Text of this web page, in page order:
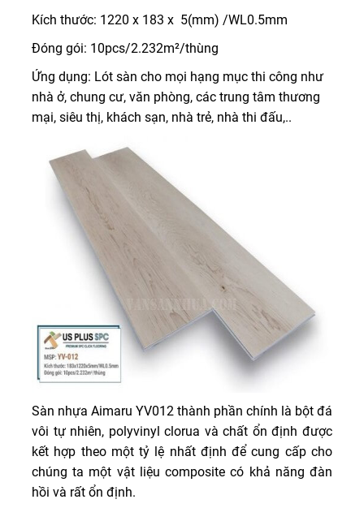
Kích thước: 1220 x 183 x 5(mm) /WL0.5mm
Đóng gói: 10pcs/2.232m²/thùng
Ứng dụng: Lót sàn cho mọi hạng mục thi công như
nhà ở, chung cư, văn phòng, các trung tâm thương
mại, siêu thị, khách sạn, nhà trẻ, nhà thi đấu,..
Sàn nhựa Aimaru YV012 thành phần chính là bột đá
vôi tự nhiên, polyvinyl clorua và chất ổn định được
kết hợp theo một tỷ lệ nhất định để cung cấp cho
chúng ta một vật liệu composite có khả năng đàn
hồi và rất ổn định.